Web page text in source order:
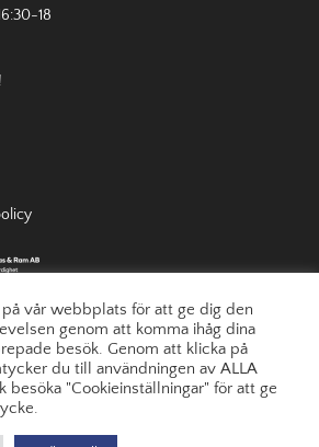
18
vår webbplats för att ge dig den
genom att komma ihåg dina
besök. Genom att klicka på
du till användningen av ALLA
besöka "Cookieinställningar" för att ge